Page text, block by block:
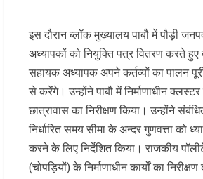
इस दौरान ब्लॉक मुख्यालय पाबौ में पौड़ी
अध्यापकों को नियुक्ति पत्र वितरण करते
सहायक अध्यापक अपने कर्तव्यों का पालन पूरी
से करेंगे। उन्होंने पाबौ में निर्माणाधीन
छात्रावास का निरीक्षण किया। उन्होंने
निर्धारित समय सीमा के अन्दर गुणवत्ता को
करने के लिए निर्देशित किया। राजकीय
(चोपड़ियों) के निर्माणाधीन कार्यों का